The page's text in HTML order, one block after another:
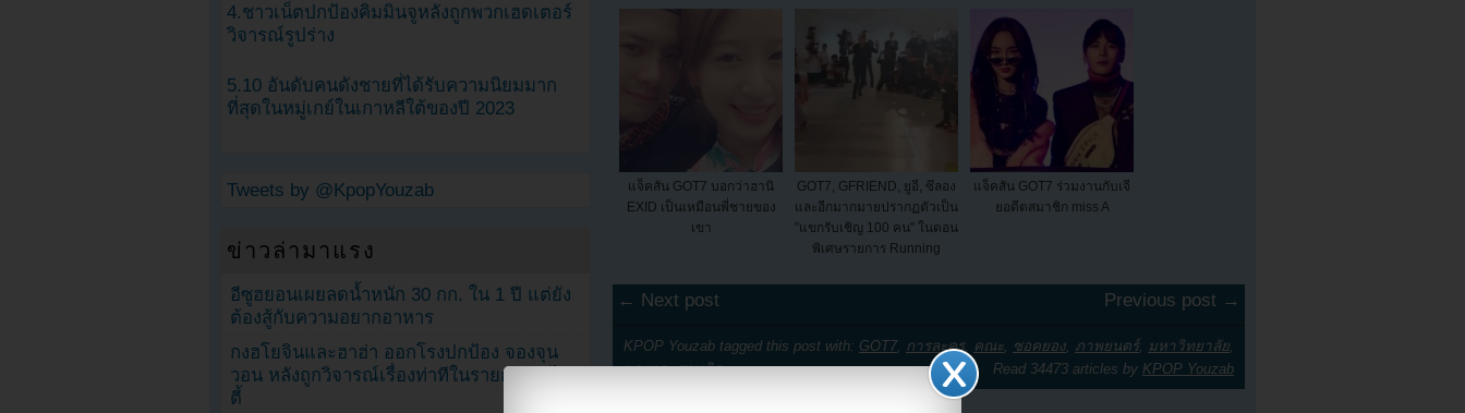
แจ็คสัน GOT7 บอกว่าฮานิ
EXID เป็นเหมือนพี่ชายของ
เขา
GOT7, GFRIEND, ยูอี, ซึลอง
และอีกมากมายปรากฏตัวเป็น
"แขกรับเชิญ 100 คน" ในตอน
พิเศษรายการ Running
แจ็คสัน GOT7 ร่วมงานกับเจี
ยอดีตสมาชิก miss A
← Next post Previous post →
KPOP Youzab tagged this post with: GOT7, การละคร, คณะ, ซอคยอง, ภาพยนตร์, มหาวิทยาลัย,
ยองแจ,สอบติด Read 34473 articles by KPOP Youzab
4.ชาวเน็ตปกป้องคิมมินจูหลังถูกพวกเฮดเตอร์
วิจารณ์รูปร่าง
5.10 อันดับคนดังชายที่ได้รับความนิยมมาก
ที่สุดในหมู่เกย์ในเกาหลีใต้ของปี 2023
Tweets by @KpopYouzab
ข่าวล่ามาแรง
อีซูฮยอนเผยลดน้ำหนัก 30 กก. ใน 1 ปี แต่ยัง
ต้องสู้กับความอยากอาหาร
กงฮโยจินและฮาฮ่า ออกโรงปกป้อง จองจุน
วอน หลังถูกวิจารณ์เรื่องท่าทีในรายการวาไร
ตี้